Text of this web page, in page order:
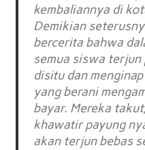
kembaliannya di
Demikian
bercerita bahwa
semua siswa
disitu dan
yang berani
bayar. Mereka
khawatir payung
akan terjun bebas